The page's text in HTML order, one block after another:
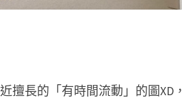
擅長的「有時間流動」的圖XD，